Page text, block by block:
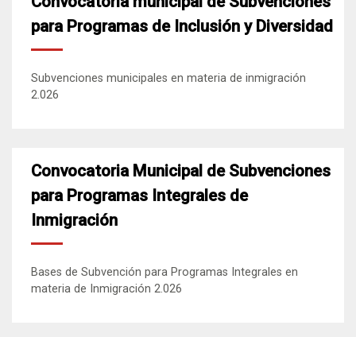
para Programas de Inclusión y Diversidad
Subvenciones municipales en materia de inmigración
2.026
Convocatoria Municipal de Subvenciones
para Programas Integrales de
Inmigración
Bases de Subvención para Programas Integrales en
materia de Inmigración 2.026